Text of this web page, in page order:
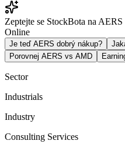
Zeptejte se StockBota na AERS
Online
Je teď AERS dobrý nákup?
Porovnej AERS vs AMD
Sector
Industrials
Industry
Consulting Services